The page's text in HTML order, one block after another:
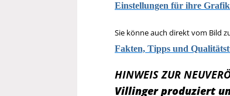
Einstellungen für ihre
Sie könne auch direkt vom Bild
Fakten, Tipps und
HINWEIS ZUR
Villinger produziert